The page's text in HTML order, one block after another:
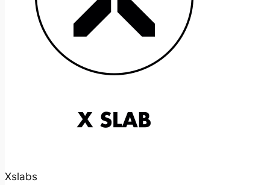
Xslabs